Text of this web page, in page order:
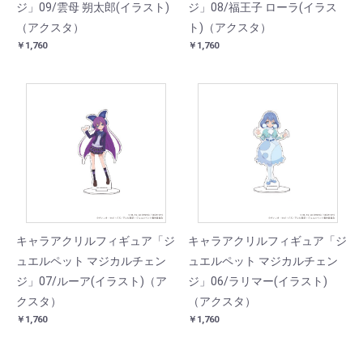
ジ」09/雲母 朔太郎(イラスト)
（アクスタ）
￥1,760
ジ」08/福王子 ローラ(イラス
ト)（アクスタ）
￥1,760
キャラアクリルフィギュア「ジ
ュエルペット マジカルチェン
ジ」07/ルーア(イラスト)（ア
クスタ）
￥1,760
キャラアクリルフィギュア「ジ
ュエルペット マジカルチェン
ジ」06/ラリマー(イラスト)
（アクスタ）
￥1,760